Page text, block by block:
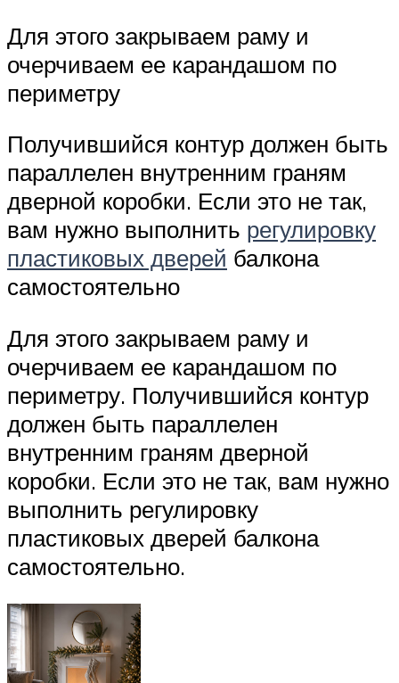
Для этого закрываем раму и
очерчиваем ее карандашом по
периметру
Получившийся контур должен быть
параллелен внутренним граням
дверной коробки. Если это не так,
вам нужно выполнить регулировку
пластиковых дверей балкона
самостоятельно
Для этого закрываем раму и
очерчиваем ее карандашом по
периметру. Получившийся контур
должен быть параллелен
внутренним граням дверной
коробки. Если это не так, вам нужно
выполнить регулировку
пластиковых дверей балкона
самостоятельно.